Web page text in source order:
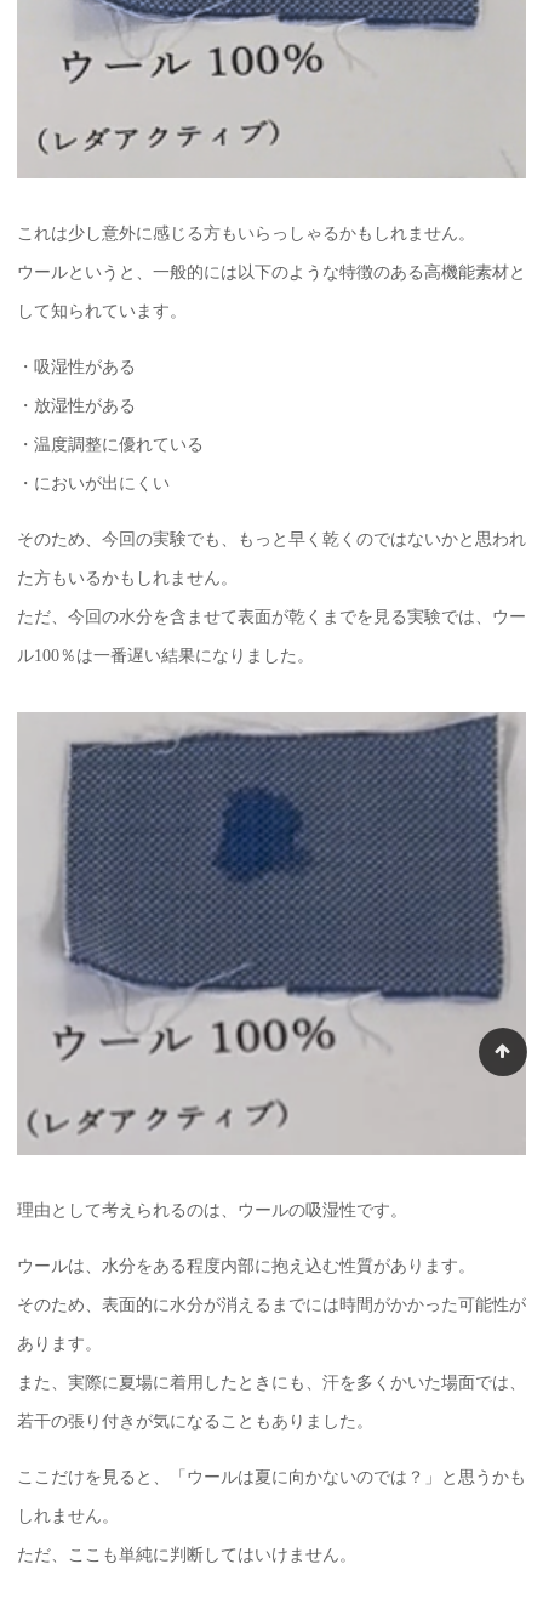
これは少し意外に感じる方もいらっしゃるかもしれません。
ウールというと、一般的には以下のような特徴のある高機能素材と
して知られています。
・吸湿性がある
・放湿性がある
・温度調整に優れている
・においが出にくい
そのため、今回の実験でも、もっと早く乾くのではないかと思われ
た方もいるかもしれません。
ただ、今回の水分を含ませて表面が乾くまでを見る実験では、ウー
ル100％は一番遅い結果になりました。
理由として考えられるのは、ウールの吸湿性です。
ウールは、水分をある程度内部に抱え込む性質があります。
そのため、表面的に水分が消えるまでには時間がかかった可能性が
あります。
また、実際に夏場に着用したときにも、汗を多くかいた場面では、
若干の張り付きが気になることもありました。
ここだけを見ると、「ウールは夏に向かないのでは？」と思うかも
しれません。
ただ、ここも単純に判断してはいけません。